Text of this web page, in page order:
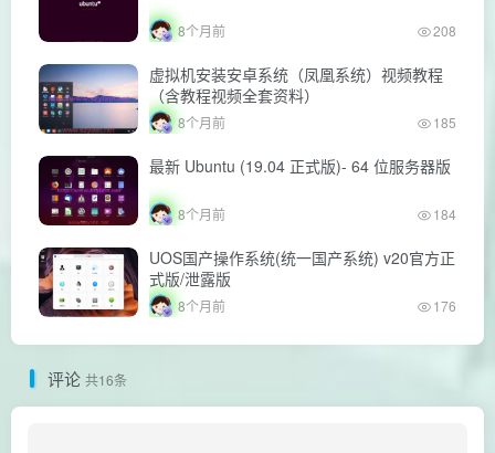
8个月前 208
虚拟机安装安卓系统（凤凰系统）视频教程
（含教程视频全套资料）
8个月前 185
最新 Ubuntu (19.04 正式版)- 64 位服务器版
8个月前 184
UOS国产操作系统(统一国产系统) v20官方正
式版/泄露版
8个月前 176
评论 共16条